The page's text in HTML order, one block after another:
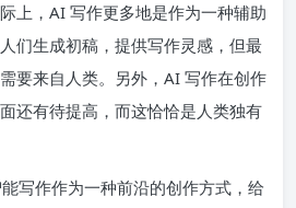
上，AI 写作更多地是作为一种辅助
们生成初稿，提供写作灵感，但最
要来自人类。另外，AI 写作在创作
还有待提高，而这恰恰是人类独有
写作作为一种前沿的创作方式，给